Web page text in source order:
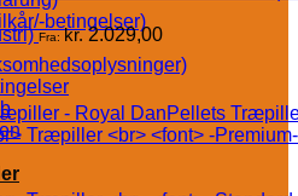
betingelser)
Fra: kr.2.029,00
DanPellets